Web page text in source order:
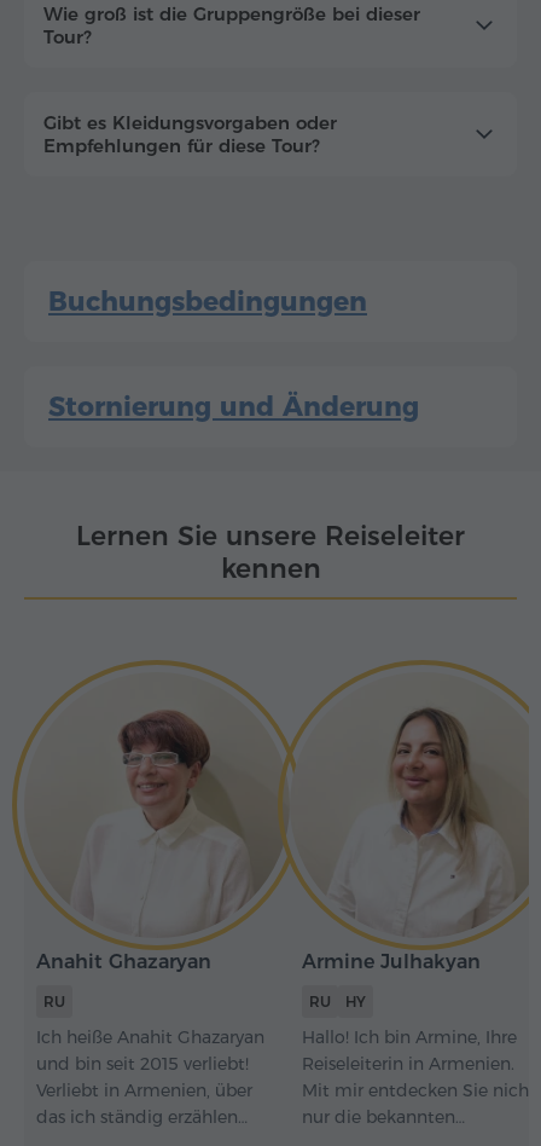
Wie groß ist die Gruppengröße bei dieser
Tour?
Gibt es Kleidungsvorgaben oder
Empfehlungen für diese Tour?
Buchungsbedingungen
Stornierung und Änderung
Lernen Sie unsere Reiseleiter
kennen
Anahit Ghazaryan
RU
Ich heiße Anahit Ghazaryan
und bin seit 2015 verliebt!
Verliebt in Armenien, über
das ich ständig erzählen
Armine Julhakyan
RU HY
Hallo! Ich bin Armine, Ihre
Reiseleiterin in Armenien.
Mit mir entdecken Sie nicht
nur die bekannten